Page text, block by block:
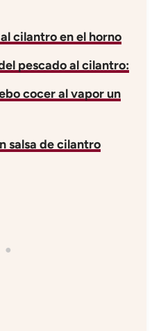
cilantro en el horno
pescado al cilantro:
cocer al vapor un
salsa de cilantro